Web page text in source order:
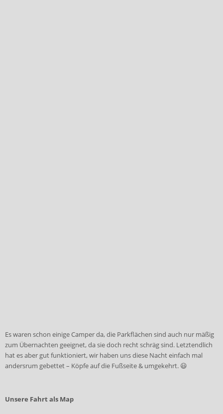
Es waren schon einige Camper da, die Parkflächen sind auch nur mäßig
zum Übernachten geeignet, da sie doch recht schräg sind. Letztendlich
hat es aber gut funktioniert, wir haben uns diese Nacht einfach mal
andersrum gebettet – Köpfe auf die Fußseite & umgekehrt. 😃
Unsere Fahrt als Map